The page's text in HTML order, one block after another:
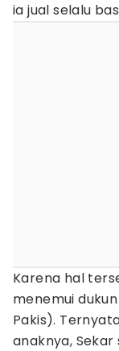
ia jual selalu
Karena hal
menemui
Pakis).
anaknya,